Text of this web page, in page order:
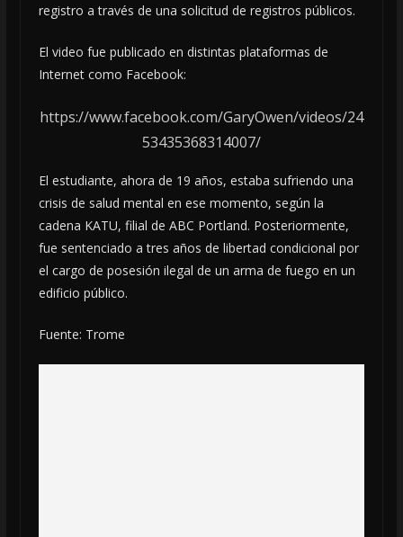
registro a través de una solicitud de registros públicos.
El video fue publicado en distintas plataformas de
Internet como Facebook:
https://www.facebook.com/GaryOwen/videos/24
53435368314007/
El estudiante, ahora de 19 años, estaba sufriendo una
crisis de salud mental en ese momento, según la
cadena KATU, filial de ABC Portland. Posteriormente,
fue sentenciado a tres años de libertad condicional por
el cargo de posesión ilegal de un arma de fuego en un
edificio público.
Fuente: Trome